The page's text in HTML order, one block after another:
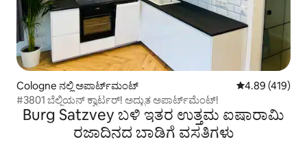
Cologne ನಲ್ಲಿ ಅಪಾರ್ಟ್‌ಮಂಟ್ 5 ರಲ್ಲಿ 4.89
4.89 (419)
#3801 ಬೆಲ್ಜಿಯನ್ ಕ್ವಾರ್ಟರ್! ಅದ್ಭುತ ಅಪಾರ್ಟ್‌ಮೆಂಟ್!
Burg Satzvey ಬಳಿ ಇತರ ಉತ್ತಮ ಐಷಾರಾಮಿ
ರಜಾದಿನದ ಬಾಡಿಗೆ ವಸತಿಗಳು